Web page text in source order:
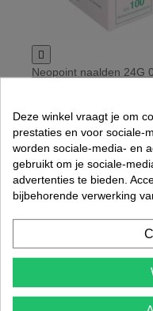

Neopoint naalden 24G
 
In winkelwagen
Deze winkel vraagt je om
prestaties en voor sociale-
worden sociale-media- en
gebruikt om je sociale-
advertenties te bieden.
bijbehorende verwerking